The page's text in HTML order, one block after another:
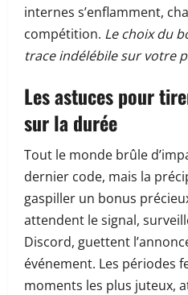
internes s’enflamment,
compétition. Le choix du
trace indélébile sur votre
Les astuces pour
sur la durée
Tout le monde brûle
dernier code, mais la
gaspiller un bonus
attendent le signal,
Discord, guettent
événement. Les périodes
moments les plus juteux,